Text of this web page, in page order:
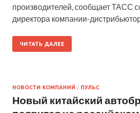
производителей, сообщает ТАСС
директора компании-
ЧИТАТЬ ДАЛЕЕ
НОВОСТИ КОМПАНИЙ / ПУЛЬС
Новый китайский